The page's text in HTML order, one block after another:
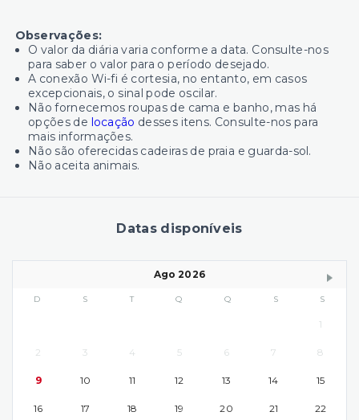
Observações:
O valor da diária varia conforme a data. Consulte-nos
para saber o valor para o período desejado.
A conexão Wi-fi é cortesia, no entanto, em casos
excepcionais, o sinal pode oscilar.
Não fornecemos roupas de cama e banho, mas há
opções de locação desses itens. Consulte-nos para
mais informações.
Não são oferecidas cadeiras de praia e guarda-sol.
Não aceita animais.
Datas disponíveis
Ago 2026
D S T Q Q S S
1
2 3 4 5 6 7 8
9 10 11 12 13 14 15
16 17 18 19 20 21 22